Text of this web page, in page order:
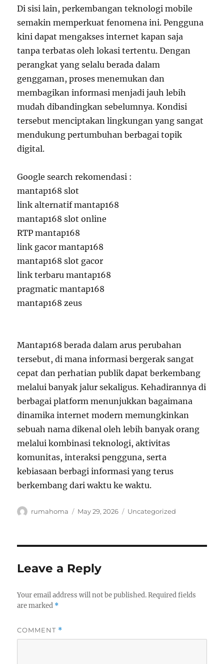
Di sisi lain, perkembangan teknologi mobile
semakin memperkuat fenomena ini. Pengguna
kini dapat mengakses internet kapan saja
tanpa terbatas oleh lokasi tertentu. Dengan
perangkat yang selalu berada dalam
genggaman, proses menemukan dan
membagikan informasi menjadi jauh lebih
mudah dibandingkan sebelumnya. Kondisi
tersebut menciptakan lingkungan yang sangat
mendukung pertumbuhan berbagai topik
digital.
Google search rekomendasi :
mantap168 slot
link alternatif mantap168
mantap168 slot online
RTP mantap168
link gacor mantap168
mantap168 slot gacor
link terbaru mantap168
pragmatic mantap168
mantap168 zeus
Mantap168 berada dalam arus perubahan
tersebut, di mana informasi bergerak sangat
cepat dan perhatian publik dapat berkembang
melalui banyak jalur sekaligus. Kehadirannya di
berbagai platform menunjukkan bagaimana
dinamika internet modern memungkinkan
sebuah nama dikenal oleh lebih banyak orang
melalui kombinasi teknologi, aktivitas
komunitas, interaksi pengguna, serta
kebiasaan berbagi informasi yang terus
berkembang dari waktu ke waktu.
Author
rumahoma
Posted
May 29, 2026 Categories
Uncategorized
Leave a Reply
Your email address will not be published. Required fields
are marked *
COMMENT *